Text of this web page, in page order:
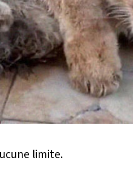
limite.